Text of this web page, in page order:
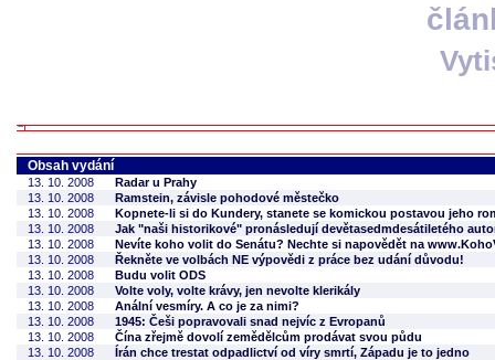
Obsah vydání
13. 10. 2008
Radar u Prahy
13. 10. 2008
Ramstein, závisle pohodové městečko
13. 10. 2008
Kopnete-li si do Kundery, stanete se komickou postavou jeho
13. 10. 2008
Jak "naši historikové" pronásledují devětasedmdesátiletého
13. 10. 2008
Nevíte koho volit do Senátu? Nechte si napovědět na
13. 10. 2008
Řekněte ve volbách NE výpovědi z práce bez udání důvodu!
13. 10. 2008
Budu volit ODS
13. 10. 2008
Volte voly, volte krávy, jen nevolte klerikály
13. 10. 2008
Anální vesmíry. A co je za nimi?
13. 10. 2008
1945: Češi popravovali snad nejvíc z Evropanů
13. 10. 2008
Čína zřejmě dovolí zemědělcům prodávat svou půdu
13. 10. 2008
Írán chce trestat odpadlictví od víry smrtí, Západu je to jedno